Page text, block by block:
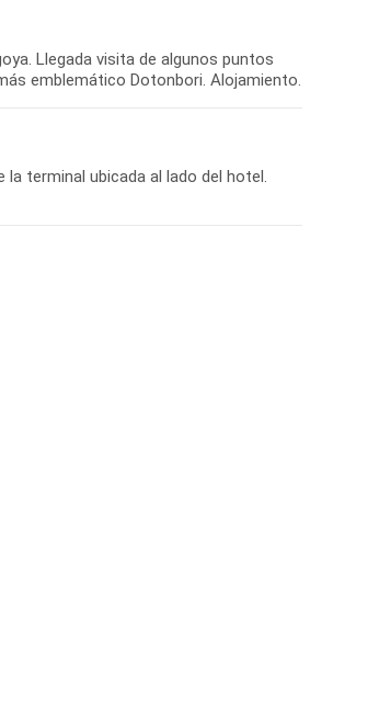
Llegada visita de algunos puntos
emblemático Dotonbori. Alojamiento.
terminal ubicada al lado del hotel.